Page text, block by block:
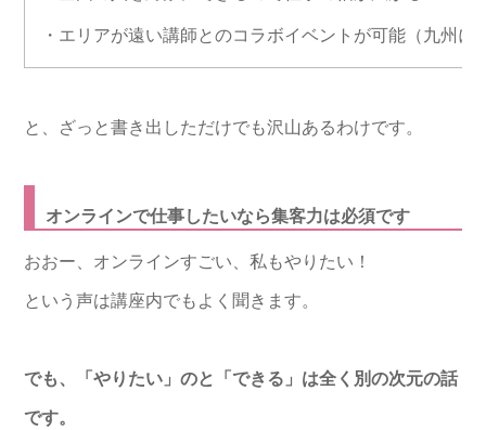
・エリアが遠い講師とのコラボイベントが可能（九州
と、ざっと書き出しただけでも沢山あるわけです。
オンラインで仕事したいなら集客力は必須です
おおー、オンラインすごい、私もやりたい！
という声は講座内でもよく聞きます。
でも、「やりたい」のと「できる」は全く別の次元の話
です。